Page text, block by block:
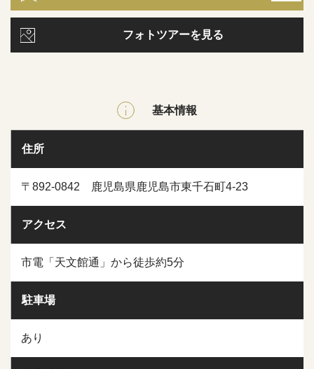
フォトツアーを見る
基本情報
住所
〒892-0842 鹿児島県鹿児島市東千石町4-23
アクセス
市電「天文館通」から徒歩約5分
駐車場
あり